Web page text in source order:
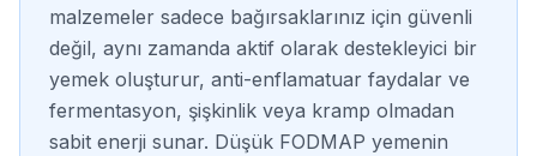
malzemeler sadece bağırsaklarınız için güvenli
değil, aynı zamanda aktif olarak destekleyici bir
yemek oluşturur, anti-enflamatuar faydalar ve
fermentasyon, şişkinlik veya kramp olmadan
sabit enerji sunar. Düşük FODMAP yemenin